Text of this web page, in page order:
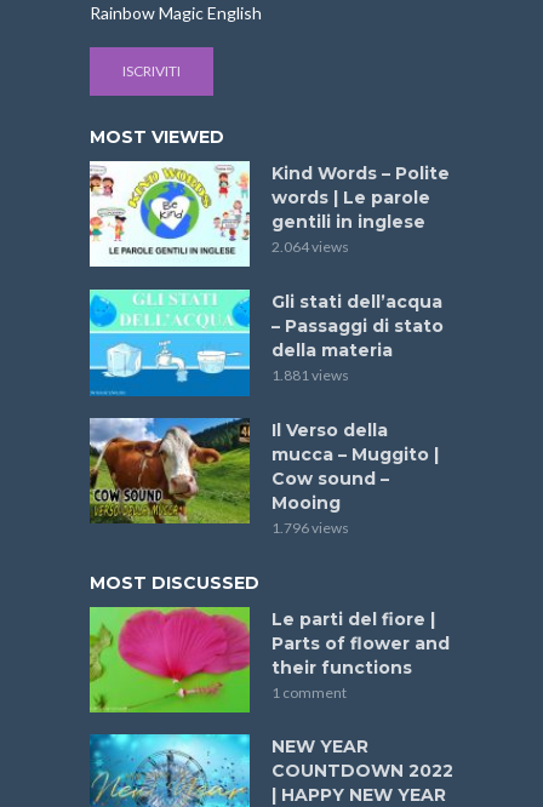
Rainbow Magic English
ISCRIVITI
MOST VIEWED
Kind Words – Polite
words | Le parole
gentili in inglese
2.064 views
Gli stati dell’acqua
– Passaggi di stato
della materia
1.881 views
Il Verso della
mucca – Muggito |
Cow sound –
Mooing
1.796 views
MOST DISCUSSED
Le parti del fiore |
Parts of flower and
their functions
1 comment
NEW YEAR
COUNTDOWN 2022
| HAPPY NEW YEAR